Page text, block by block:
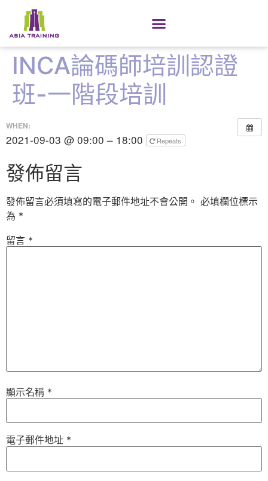
INCA論碼師培訓認證
班-一階段培訓
WHEN:
2021-09-03 @ 09:00 – 18:00 Repeats
發佈留言
發佈留言必須填寫的電子郵件地址不會公開。 必填欄位標示
為 *
留言 *
顯示名稱 *
電子郵件地址 *